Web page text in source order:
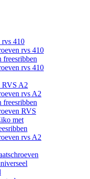
rvs 410
rvs 410
freesribben
rvs 410
RVS A2
rvs A2
freesribben
RVS
met
rvs A2